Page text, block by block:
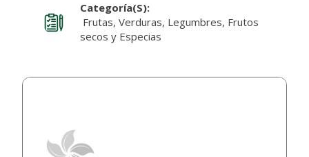
Categoría(s):
Frutas, Verduras, Legumbres, Frutos
secos y Especias